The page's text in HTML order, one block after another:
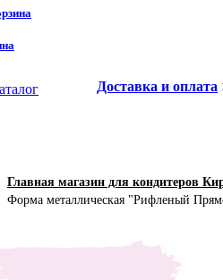
Доставка и оплата
Главная магазин для кондитеров
Форма металлическая "Рифленый